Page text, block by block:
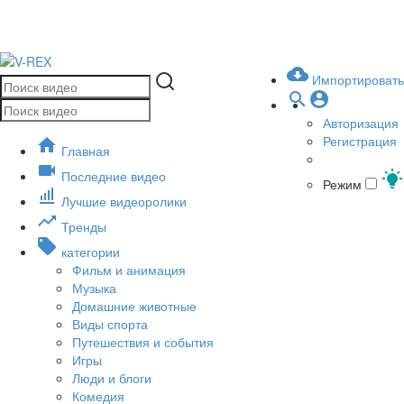
Импортировать
Авторизация
Регистрация
Режим
Главная
Последние видео
Лучшие видеоролики
Тренды
категории
Фильм и анимация
Музыка
Домашние животные
Виды спорта
Путешествия и события
Игры
Люди и блоги
Комедия